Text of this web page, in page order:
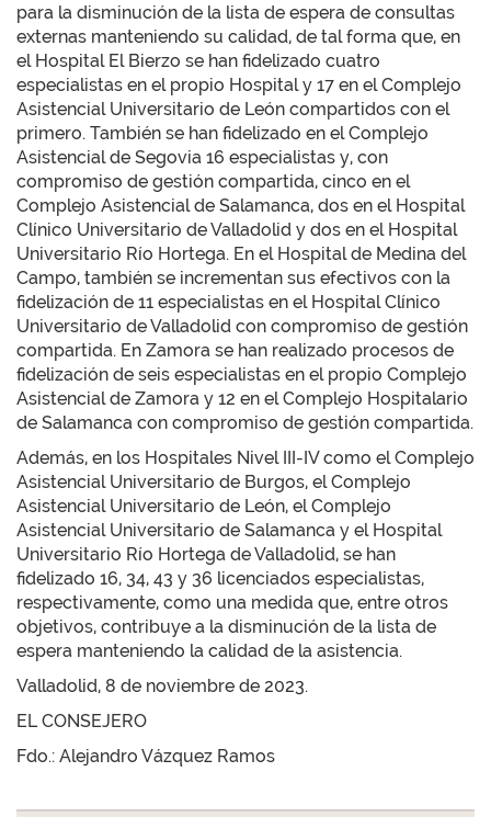
para la disminución de la lista de espera de consultas
externas manteniendo su calidad, de tal forma que, en
el Hospital El Bierzo se han fidelizado cuatro
especialistas en el propio Hospital y 17 en el Complejo
Asistencial Universitario de León compartidos con el
primero. También se han fidelizado en el Complejo
Asistencial de Segovia 16 especialistas y, con
compromiso de gestión compartida, cinco en el
Complejo Asistencial de Salamanca, dos en el Hospital
Clínico Universitario de Valladolid y dos en el Hospital
Universitario Río Hortega. En el Hospital de Medina del
Campo, también se incrementan sus efectivos con la
fidelización de 11 especialistas en el Hospital Clínico
Universitario de Valladolid con compromiso de gestión
compartida. En Zamora se han realizado procesos de
fidelización de seis especialistas en el propio Complejo
Asistencial de Zamora y 12 en el Complejo Hospitalario
de Salamanca con compromiso de gestión compartida.
Además, en los Hospitales Nivel III-IV como el Complejo
Asistencial Universitario de Burgos, el Complejo
Asistencial Universitario de León, el Complejo
Asistencial Universitario de Salamanca y el Hospital
Universitario Río Hortega de Valladolid, se han
fidelizado 16, 34, 43 y 36 licenciados especialistas,
respectivamente, como una medida que, entre otros
objetivos, contribuye a la disminución de la lista de
espera manteniendo la calidad de la asistencia.
Valladolid, 8 de noviembre de 2023.
EL CONSEJERO
Fdo.: Alejandro Vázquez Ramos